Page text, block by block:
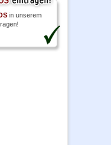
in unserem